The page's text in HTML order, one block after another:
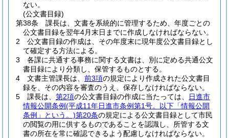
ない。
(公文書目録)
第38条
課長は、文書を系統的に管理するため、年度ごとの
公文書目録を翌年4月末日までに作成しなければならない。
2
公文書目録の作成は、その年度末に現年度公文書目録とし
て確定する方法による。
3
各課に共通する事務に関する文書は、別に定める共通公文
書目録により分類し、保管するものとする。
4
文書主管課長は、 前3項の規定により作成された公文書目
録を、その内容を審査のうえ、保存しなければならない。
5
課長は、 第2項の公文書目録の作成に当たっては、
日進市
情報公開条例(平成11年日進市条例第1号。以下「情報公開
条例」という。)第20条の規定による公文書目録として市民
の閲覧の用に供するものであることを認識し、所管する文
書の所在を常に確認できるよう配慮しなければならない。